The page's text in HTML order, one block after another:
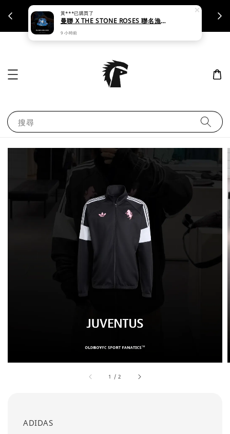
支援刷卡｜皆開立統一發票
搜尋
1 /2
ADIDAS
黃***已購買了
曼聯 X THE STONE ROSES 聯名漁夫帽 - KE5264
9 小時前